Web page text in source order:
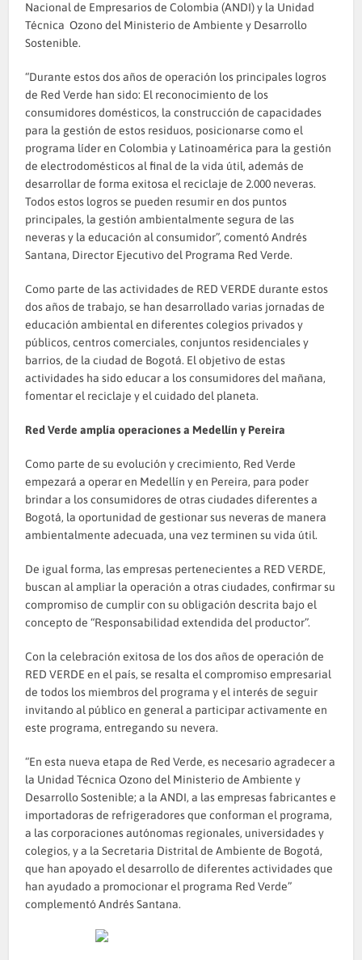
Nacional de Empresarios de Colombia (ANDI) y la Unidad
Técnica Ozono del Ministerio de Ambiente y Desarrollo
Sostenible.
“Durante estos dos años de operación los principales logros
de Red Verde han sido: El reconocimiento de los
consumidores domésticos, la construcción de capacidades
para la gestión de estos residuos, posicionarse como el
programa líder en Colombia y Latinoamérica para la gestión
de electrodomésticos al final de la vida útil, además de
desarrollar de forma exitosa el reciclaje de 2.000 neveras.
Todos estos logros se pueden resumir en dos puntos
principales, la gestión ambientalmente segura de las
neveras y la educación al consumidor”, comentó Andrés
Santana, Director Ejecutivo del Programa Red Verde.
Como parte de las actividades de RED VERDE durante estos
dos años de trabajo, se han desarrollado varias jornadas de
educación ambiental en diferentes colegios privados y
públicos, centros comerciales, conjuntos residenciales y
barrios, de la ciudad de Bogotá. El objetivo de estas
actividades ha sido educar a los consumidores del mañana,
fomentar el reciclaje y el cuidado del planeta.
Red Verde amplía operaciones a Medellín y Pereira
Como parte de su evolución y crecimiento, Red Verde
empezará a operar en Medellín y en Pereira, para poder
brindar a los consumidores de otras ciudades diferentes a
Bogotá, la oportunidad de gestionar sus neveras de manera
ambientalmente adecuada, una vez terminen su vida útil.
De igual forma, las empresas pertenecientes a RED VERDE,
buscan al ampliar la operación a otras ciudades, confirmar su
compromiso de cumplir con su obligación descrita bajo el
concepto de “Responsabilidad extendida del productor”.
Con la celebración exitosa de los dos años de operación de
RED VERDE en el país, se resalta el compromiso empresarial
de todos los miembros del programa y el interés de seguir
invitando al público en general a participar activamente en
este programa, entregando su nevera.
“En esta nueva etapa de Red Verde, es necesario agradecer a
la Unidad Técnica Ozono del Ministerio de Ambiente y
Desarrollo Sostenible; a la ANDI, a las empresas fabricantes e
importadoras de refrigeradores que conforman el programa,
a las corporaciones autónomas regionales, universidades y
colegios, y a la Secretaria Distrital de Ambiente de Bogotá,
que han apoyado el desarrollo de diferentes actividades que
han ayudado a promocionar el programa Red Verde”
complementó Andrés Santana.